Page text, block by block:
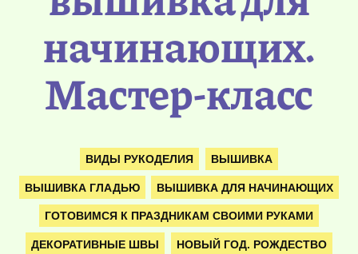
начинающих.
Мастер-класс
ВИДЫ РУКОДЕЛИЯ ВЫШИВКА
ВЫШИВКА ГЛАДЬЮ ВЫШИВКА ДЛЯ НАЧИНАЮЩИХ
ГОТОВИМСЯ К ПРАЗДНИКАМ СВОИМИ РУКАМИ
ДЕКОРАТИВНЫЕ ШВЫ НОВЫЙ ГОД. РОЖДЕСТВО